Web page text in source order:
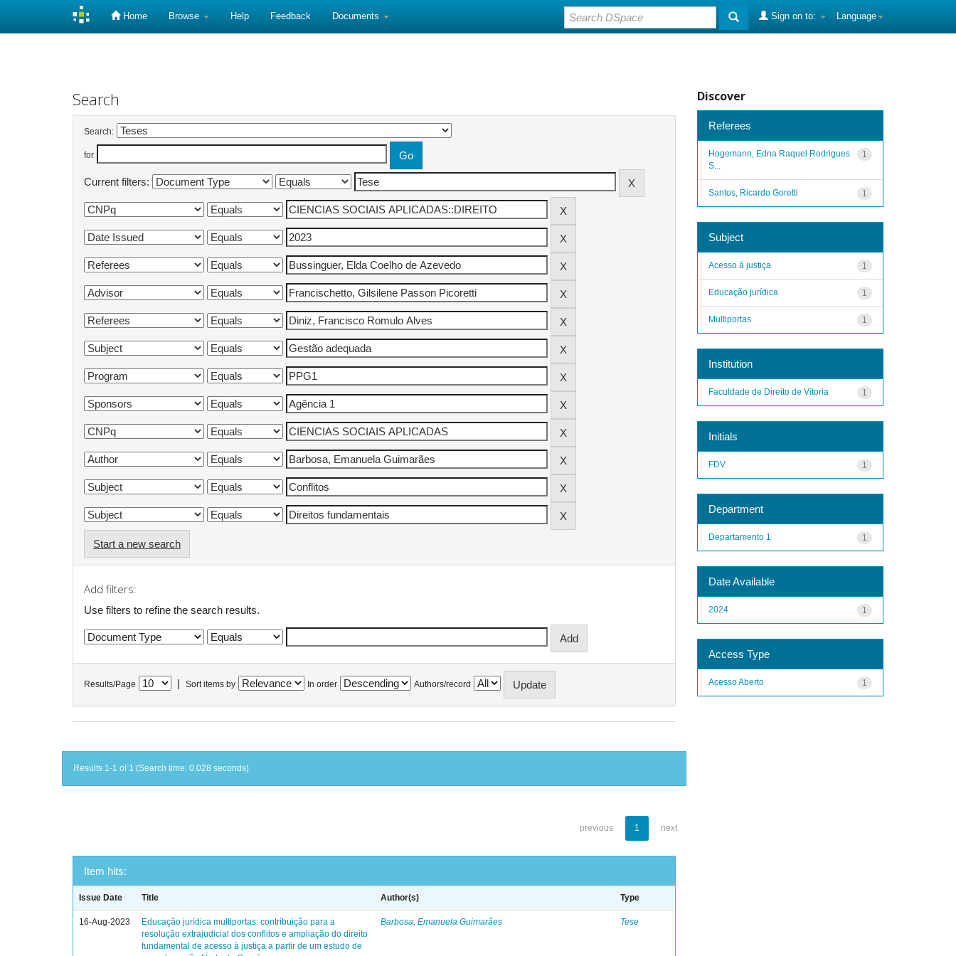
Home Browse Help Feedback Documents Language
Sign on to:
Search
Search:
for
Current filters:
Start a new search
Add filters:
Use filters to refine the search results.
Results/Page Sort items by In order Authors/record
Results 1-1 of 1 (Search time: 0.028 seconds).
previous 1 next
Item hits:
Issue Date Title Author(s) Type
16-Aug-2023
Educação jurídica multiportas: contribuição para a
resolução extrajudicial dos conflitos e ampliação do direito
fundamental de acesso à justiça a partir de um estudo de
Barbosa, Emanuela Guimarães Tese
Discover
Referees
1
Hogemann, Edna Raquel Rodrigues
S...
1
Santos, Ricardo Goretti
Subject
1
Acesso à justiça
1
Educação jurídica
1
Multiportas
Institution
1
Faculdade de Direito de Vitoria
Initials
1
FDV
Department
1
Departamento 1
Date Available
1
2024
Access Type
1
Acesso Aberto